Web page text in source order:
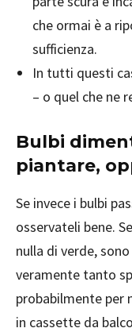
che ormai è a
sufficienza.
In tutti questi
– o quel che ne
Bulbi
piantare,
Se invece i bulbi
osservateli bene. Se
nulla di verde,
veramente tanto
probabilmente per
in cassette da